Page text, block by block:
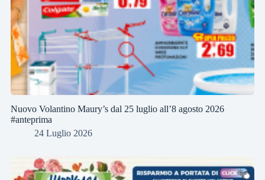
Nuovo Volantino Maury’s dal 25 luglio all’8 agosto 2026
#anteprima
24 Luglio 2026